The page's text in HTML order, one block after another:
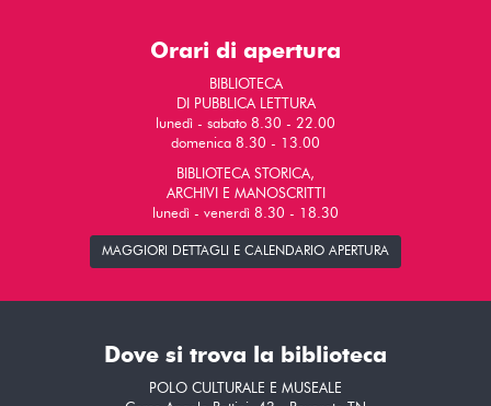
Orari di apertura
BIBLIOTECA
DI PUBBLICA LETTURA
lunedì - sabato 8.30 - 22.00
domenica 8.30 - 13.00
BIBLIOTECA STORICA,
ARCHIVI E MANOSCRITTI
lunedì - venerdì 8.30 - 18.30
MAGGIORI DETTAGLI E CALENDARIO APERTURA
Dove si trova la biblioteca
POLO CULTURALE E MUSEALE